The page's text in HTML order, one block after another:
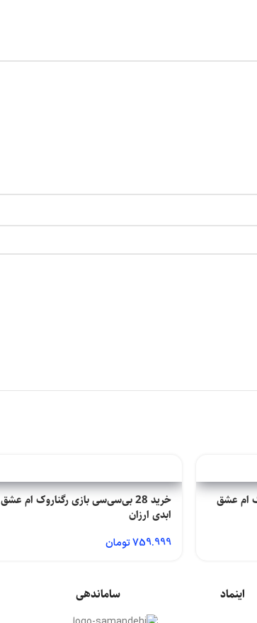
ام عشق
خرید 28 بی‌سی‌سی بازی رگناروک ام عشق
ابدی ارزان
759.999تومان
اینماد ساماندهی